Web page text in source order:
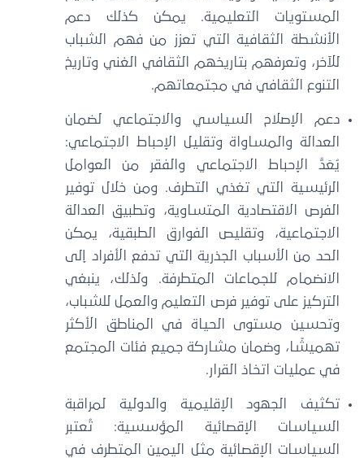
المستويات التعليمية. يمكن كذلك دعم
الأنشطة الثقافية التي تعزز من فهم الشباب
للآخر، وتعرفهم بتاريخهم الثقافي الغني وتاريخ
التنوع الثقافي في مجتمعاتهم.
دعم الإصلاح السياسي والاجتماعي لضمان
العدالة والمساواة وتقليل الإحباط الاجتماعي:
يُعَدُّ الإحباط الاجتماعي والفقر من العوامل
الرئيسية التي تغذي التطرف. ومن خلال توفير
الفرص الاقتصادية المتساوية، وتطبيق العدالة
الاجتماعية، وتقليص الفوارق الطبقية، يمكن
الحد من الأسباب الجذرية التي تدفع الأفراد إلى
الانضمام للجماعات المتطرفة. ولذلك، ينبغي
التركيز على توفير فرص التعليم والعمل للشباب،
وتحسين مستوى الحياة في المناطق الأكثر
تهميشًا، وضمان مشاركة جميع فئات المجتمع
في عمليات اتخاذ القرار.
تكثيف الجهود الإقليمية والدولية لمراقبة
السياسات الإقصائية المؤسسية: تُعتبر
السياسات الإقصائية مثل اليمين المتطرف في